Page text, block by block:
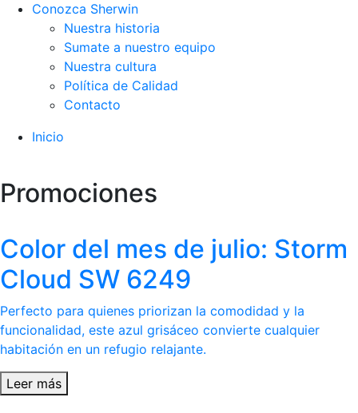
Conozca Sherwin
Nuestra historia
Sumate a nuestro equipo
Nuestra cultura
Política de Calidad
Contacto
Inicio
Promociones
Color del mes de julio: Storm
Cloud SW 6249
Perfecto para quienes priorizan la comodidad y la
funcionalidad, este azul grisáceo convierte cualquier
habitación en un refugio relajante.
Leer más